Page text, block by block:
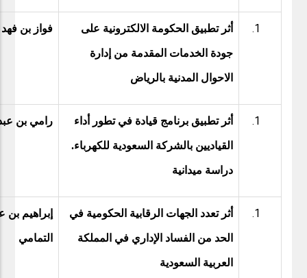
أثر تطبيق الحكومة الالكترونية على
جودة الخدمات المقدمة من إدارة
الاحوال المدنية بالرياض
فواز بن
أثر تطبيق برنامج قيادة في تطور أداء
القياديين بالشركة السعودية للكهرباء.
دراسة ميدانية
رامي بن
أثر تعدد الجهات الرقابية الحكومية في
الحد من الفساد الإداري في المملكة
العربية السعودية
إبراهيم بن
التمامي